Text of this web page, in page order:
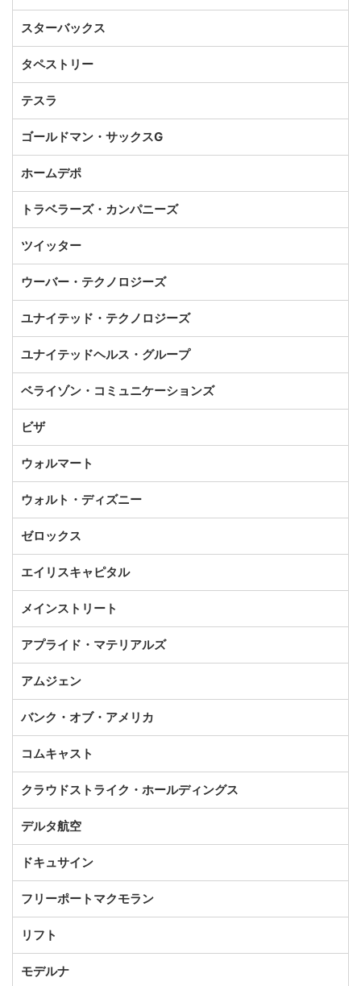
スターバックス
タペストリー
テスラ
ゴールドマン・サックスG
ホームデポ
トラベラーズ・カンパニーズ
ツイッター
ウーバー・テクノロジーズ
ユナイテッド・テクノロジーズ
ユナイテッドヘルス・グループ
ベライゾン・コミュニケーションズ
ビザ
ウォルマート
ウォルト・ディズニー
ゼロックス
エイリスキャピタル
メインストリート
アプライド・マテリアルズ
アムジェン
バンク・オブ・アメリカ
コムキャスト
クラウドストライク・ホールディングス
デルタ航空
ドキュサイン
フリーポートマクモラン
リフト
モデルナ